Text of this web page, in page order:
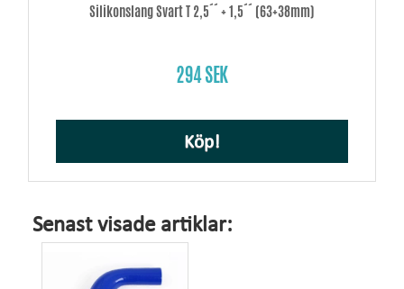
Silikonslang Svart T 2,5´´ + 1,5´´ (63+38mm)
294 SEK
Köp!
Senast visade artiklar: